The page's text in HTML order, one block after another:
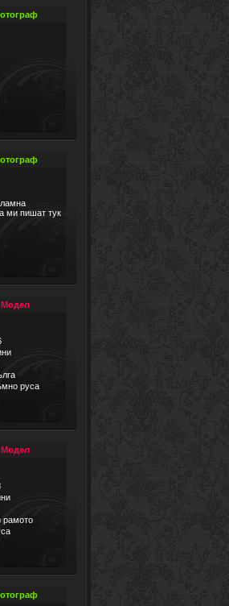
ми пишат тук
Модел
руса
Модел
рамото